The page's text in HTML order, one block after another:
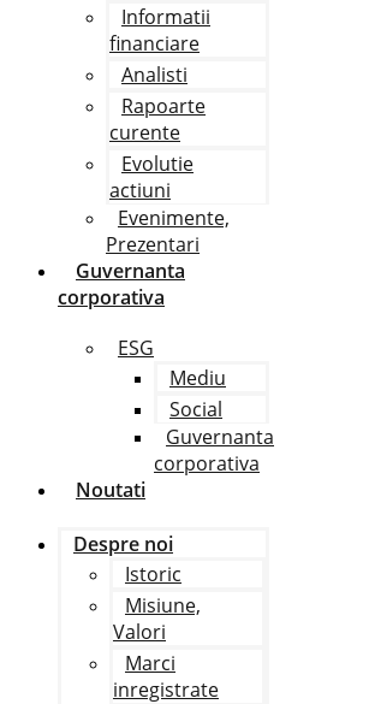
Informatii
financiare
Analisti
Rapoarte
curente
Evolutie
actiuni
Evenimente,
Prezentari
Guvernanta
corporativa
ESG
Mediu
Social
Guvernanta
corporativa
Noutati
Despre noi
Istoric
Misiune,
Valori
Marci
inregistrate